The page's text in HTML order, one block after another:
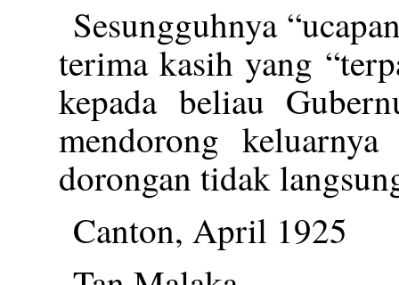
Sesungguhnya
terima kasih yang
kepada beliau
mendorong
dorongan tidak
Canton, April 1925